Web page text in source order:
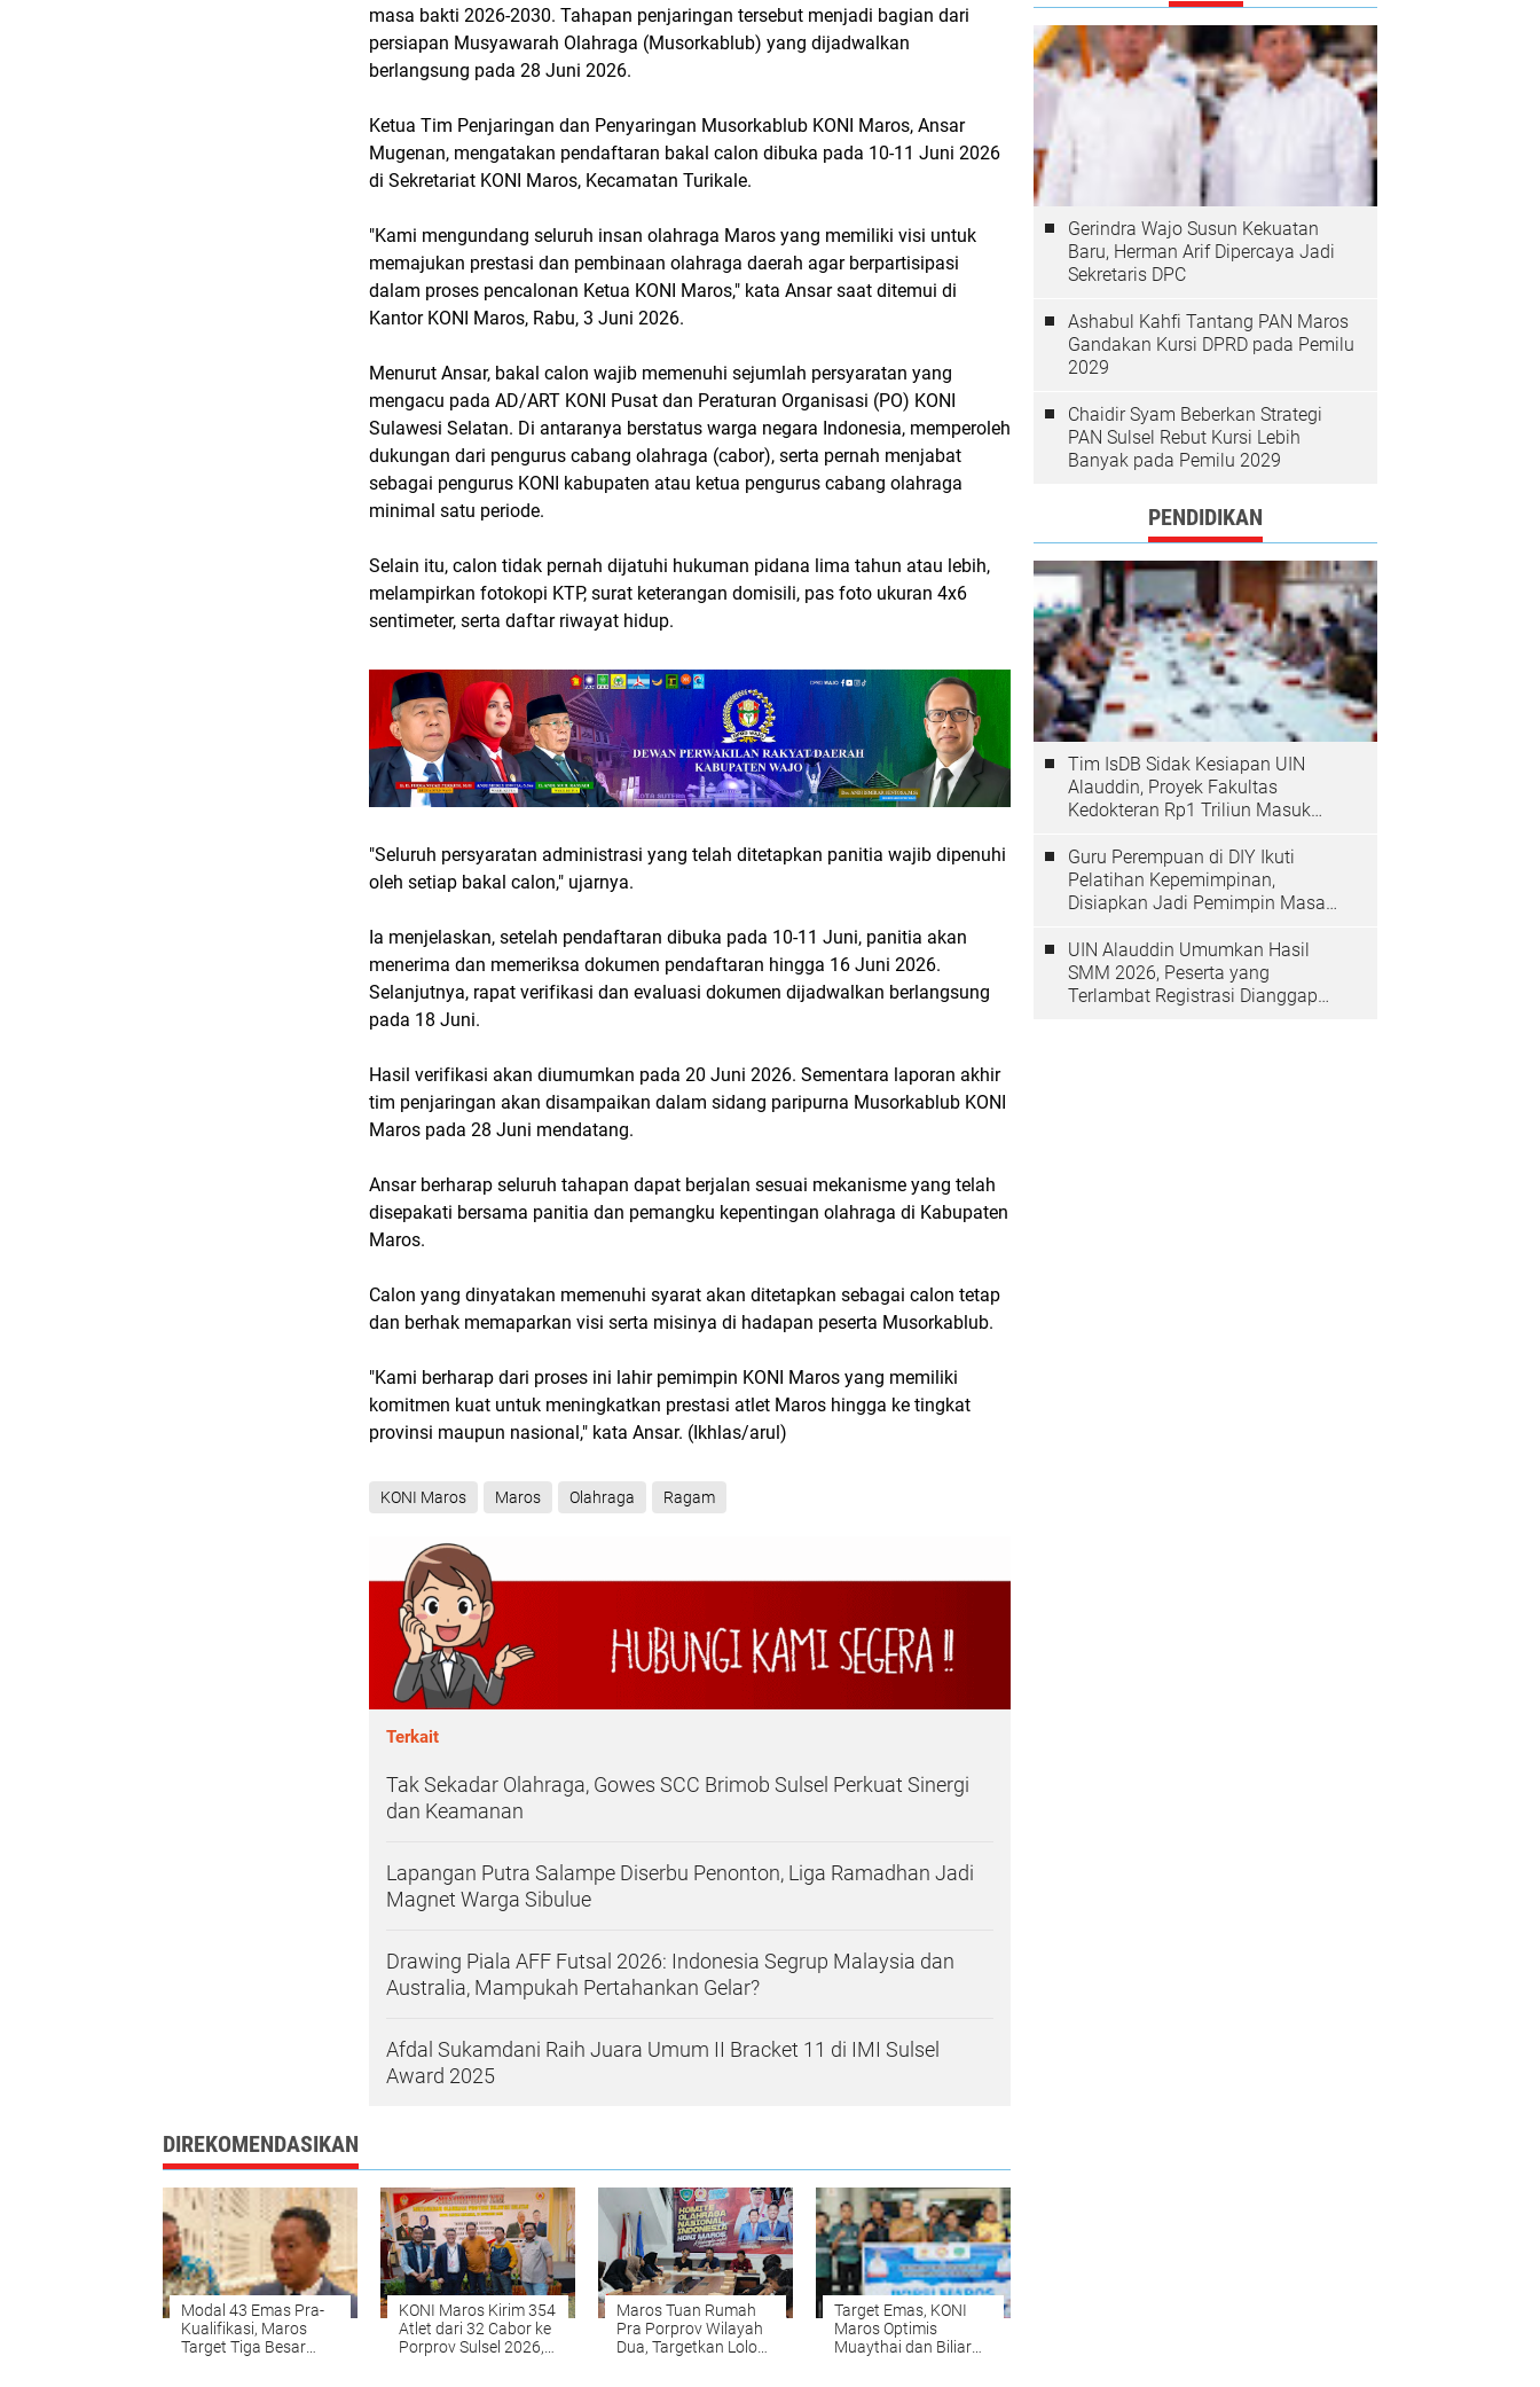
masa bakti 2026-2030. Tahapan penjaringan tersebut menjadi bagian dari
persiapan Musyawarah Olahraga (Musorkablub) yang dijadwalkan
berlangsung pada 28 Juni 2026.
Ketua Tim Penjaringan dan Penyaringan Musorkablub KONI Maros, Ansar
Mugenan, mengatakan pendaftaran bakal calon dibuka pada 10-11 Juni 2026
di Sekretariat KONI Maros, Kecamatan Turikale.
"Kami mengundang seluruh insan olahraga Maros yang memiliki visi untuk
memajukan prestasi dan pembinaan olahraga daerah agar berpartisipasi
dalam proses pencalonan Ketua KONI Maros," kata Ansar saat ditemui di
Kantor KONI Maros, Rabu, 3 Juni 2026.
Menurut Ansar, bakal calon wajib memenuhi sejumlah persyaratan yang
mengacu pada AD/ART KONI Pusat dan Peraturan Organisasi (PO) KONI
Sulawesi Selatan. Di antaranya berstatus warga negara Indonesia, memperoleh
dukungan dari pengurus cabang olahraga (cabor), serta pernah menjabat
sebagai pengurus KONI kabupaten atau ketua pengurus cabang olahraga
minimal satu periode.
Selain itu, calon tidak pernah dijatuhi hukuman pidana lima tahun atau lebih,
melampirkan fotokopi KTP, surat keterangan domisili, pas foto ukuran 4x6
sentimeter, serta daftar riwayat hidup.
"Seluruh persyaratan administrasi yang telah ditetapkan panitia wajib dipenuhi
oleh setiap bakal calon," ujarnya.
Ia menjelaskan, setelah pendaftaran dibuka pada 10-11 Juni, panitia akan
menerima dan memeriksa dokumen pendaftaran hingga 16 Juni 2026.
Selanjutnya, rapat verifikasi dan evaluasi dokumen dijadwalkan berlangsung
pada 18 Juni.
Hasil verifikasi akan diumumkan pada 20 Juni 2026. Sementara laporan akhir
tim penjaringan akan disampaikan dalam sidang paripurna Musorkablub KONI
Maros pada 28 Juni mendatang.
Ansar berharap seluruh tahapan dapat berjalan sesuai mekanisme yang telah
disepakati bersama panitia dan pemangku kepentingan olahraga di Kabupaten
Maros.
Calon yang dinyatakan memenuhi syarat akan ditetapkan sebagai calon tetap
dan berhak memaparkan visi serta misinya di hadapan peserta Musorkablub.
"Kami berharap dari proses ini lahir pemimpin KONI Maros yang memiliki
komitmen kuat untuk meningkatkan prestasi atlet Maros hingga ke tingkat
provinsi maupun nasional," kata Ansar. (Ikhlas/arul)
KONI Maros Maros Olahraga Ragam
Terkait
Tak Sekadar Olahraga, Gowes SCC Brimob Sulsel Perkuat Sinergi
dan Keamanan
Lapangan Putra Salampe Diserbu Penonton, Liga Ramadhan Jadi
Magnet Warga Sibulue
Drawing Piala AFF Futsal 2026: Indonesia Segrup Malaysia dan
Australia, Mampukah Pertahankan Gelar?
Afdal Sukamdani Raih Juara Umum II Bracket 11 di IMI Sulsel
Award 2025
DIREKOMENDASIKAN
Modal 43 Emas Pra-
Kualifikasi, Maros
Target Tiga Besar
KONI Maros Kirim 354
Atlet dari 32 Cabor ke
Porprov Sulsel 2026,
Maros Tuan Rumah
Pra Porprov Wilayah
Dua, Targetkan Lolos
Target Emas, KONI
Maros Optimis
Muaythai dan Biliar
Gerindra Wajo Susun Kekuatan
Baru, Herman Arif Dipercaya Jadi
Sekretaris DPC
Ashabul Kahfi Tantang PAN Maros
Gandakan Kursi DPRD pada Pemilu
2029
Chaidir Syam Beberkan Strategi
PAN Sulsel Rebut Kursi Lebih
Banyak pada Pemilu 2029
PENDIDIKAN
Tim IsDB Sidak Kesiapan UIN
Alauddin, Proyek Fakultas
Kedokteran Rp1 Triliun Masuk
Guru Perempuan di DIY Ikuti
Pelatihan Kepemimpinan,
Disiapkan Jadi Pemimpin Masa
UIN Alauddin Umumkan Hasil
SMM 2026, Peserta yang
Terlambat Registrasi Dianggap